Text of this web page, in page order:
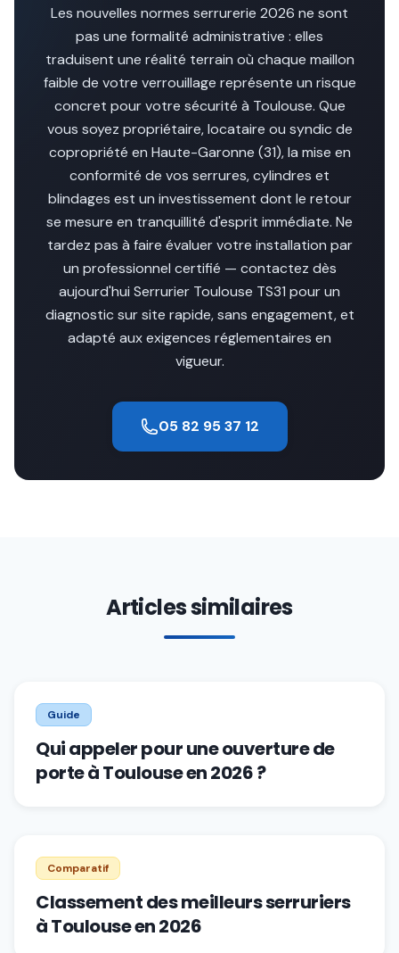
Les nouvelles normes serrurerie 2026 ne sont
pas une formalité administrative : elles
traduisent une réalité terrain où chaque maillon
faible de votre verrouillage représente un risque
concret pour votre sécurité à Toulouse. Que
vous soyez propriétaire, locataire ou syndic de
copropriété en Haute-Garonne (31), la mise en
conformité de vos serrures, cylindres et
blindages est un investissement dont le retour
se mesure en tranquillité d'esprit immédiate. Ne
tardez pas à faire évaluer votre installation par
un professionnel certifié — contactez dès
aujourd'hui Serrurier Toulouse TS31 pour un
diagnostic sur site rapide, sans engagement, et
adapté aux exigences réglementaires en
vigueur.
05 82 95 37 12
Articles similaires
Guide
Qui appeler pour une ouverture de
porte à Toulouse en 2026 ?
Comparatif
Classement des meilleurs serruriers
à Toulouse en 2026